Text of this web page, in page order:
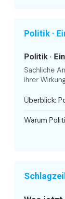
Politik ·
Politik ·
Sachliche
ihrer
Überblick:
Warum